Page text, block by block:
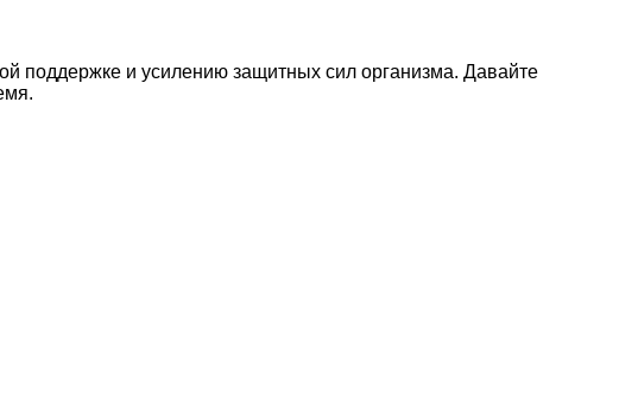
поддержке и усилению защитных сил организма. Давайте